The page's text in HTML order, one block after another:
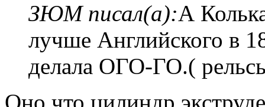
ЗЮМ писал(а):А
лучше Английского в
делала ОГО-ГО.(